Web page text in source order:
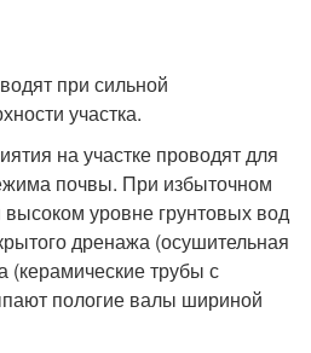
при сильной
участка.
на участке проводят для
почвы. При избыточном
уровне грунтовых вод
дренажа (осушительная
(керамические трубы с
пологие валы шириной